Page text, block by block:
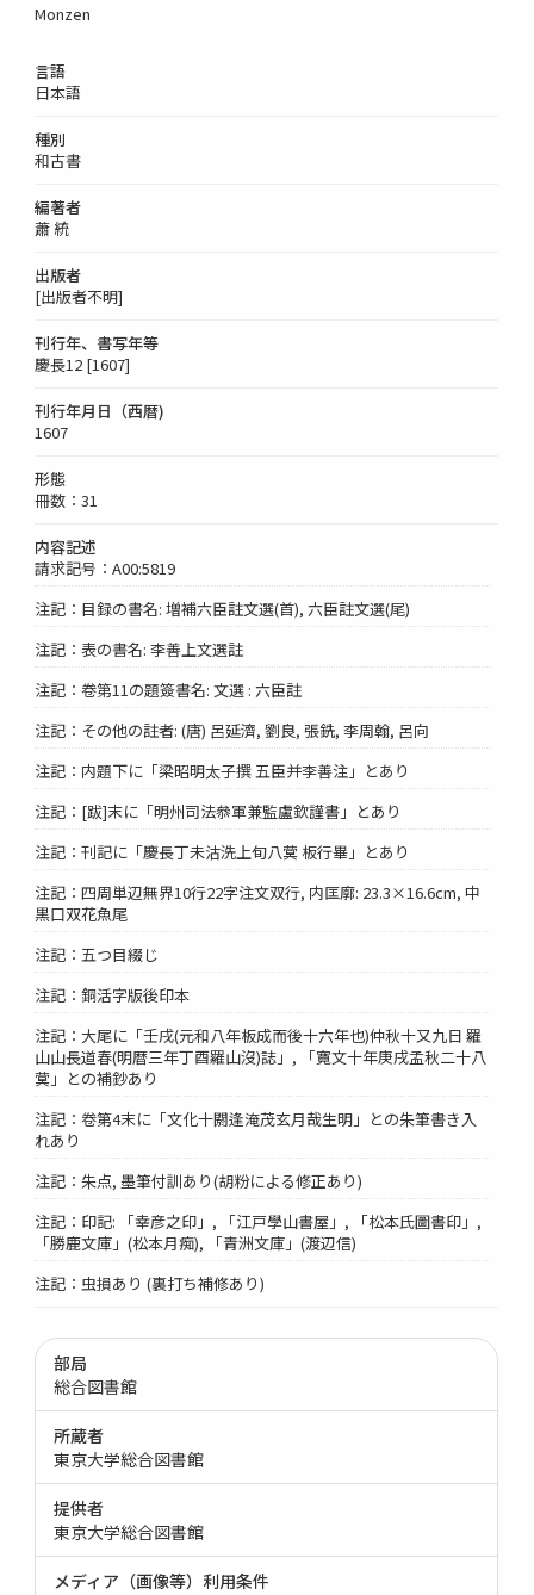
Monzen
言語
日本語
種別
和古書
編著者
蕭 統
出版者
[出版者不明]
刊行年、書写年等
慶長12 [1607]
刊行年月日（西暦)
1607
形態
冊数：31
内容記述
請求記号：A00:5819
注記：目録の書名: 増補六臣註文選(首), 六臣註文選(尾)
注記：表の書名: 李善上文選註
注記：卷第11の題簽書名: 文選 : 六臣註
注記：その他の註者: (唐) 呂延濟, 劉良, 張銑, 李周翰, 呂向
注記：内題下に「梁昭明太子撰 五臣并李善注」とあり
注記：[跋]末に「明州司法叅軍兼監盧欽謹書」とあり
注記：刊記に「慶長丁未沽洗上旬八蓂 板行畢」とあり
注記：四周単辺無界10行22字注文双行, 内匡廓: 23.3×16.6cm, 中
黒口双花魚尾
注記：五つ目綴じ
注記：銅活字版後印本
注記：大尾に「壬戌(元和八年板成而後十六年也)仲秋十又九日 羅
山山長道春(明暦三年丁酉羅山沒)誌」, 「寛文十年庚戌孟秋二十八
蓂」との補鈔あり
注記：卷第4末に「文化十閼逢淹茂玄月哉生明」との朱筆書き入
れあり
注記：朱点, 墨筆付訓あり(胡粉による修正あり)
注記：印記: 「幸彦之印」, 「江戸學山書屋」, 「松本氏圖書印」,
「勝鹿文庫」(松本月痴), 「青洲文庫」(渡辺信)
注記：虫損あり (裏打ち補修あり)
部局
総合図書館
所蔵者
東京大学総合図書館
提供者
東京大学総合図書館
メディア（画像等）利用条件